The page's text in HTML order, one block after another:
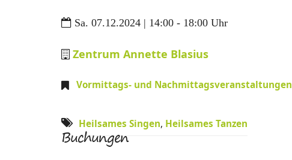
Sa. 07.12.2024 | 14:00 - 18:00 Uhr
Zentrum Annette Blasius
Vormittags- und Nachmittagsveranstaltungen
Heilsames Singen, Heilsames Tanzen
Buchungen